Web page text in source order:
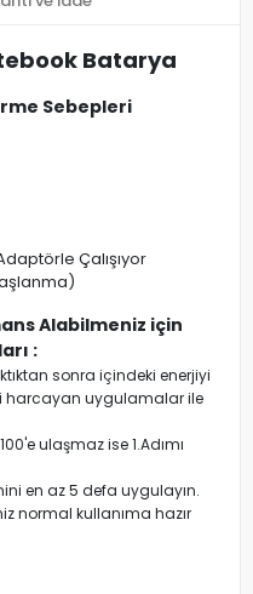
Batarya
Sebepleri
Çalışıyor
Alabilmeniz için
:
sonra içindeki enerjiyi
harcayan uygulamalar ile
ulaşmaz ise 1.Adımı
en az 5 defa uygulayın.
normal kullanıma hazır